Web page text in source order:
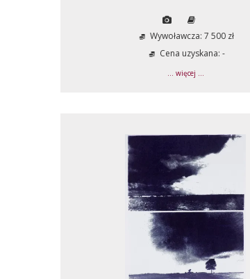
Wywoławcza: 7 500 zł
Cena uzyskana: -
... więcej ...